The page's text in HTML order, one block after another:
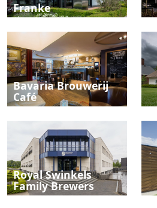
Franke
Bavaria Brouwerij
Café
Royal Swinkels
Family Brewers